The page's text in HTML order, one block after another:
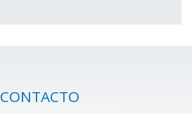
CONTACTO